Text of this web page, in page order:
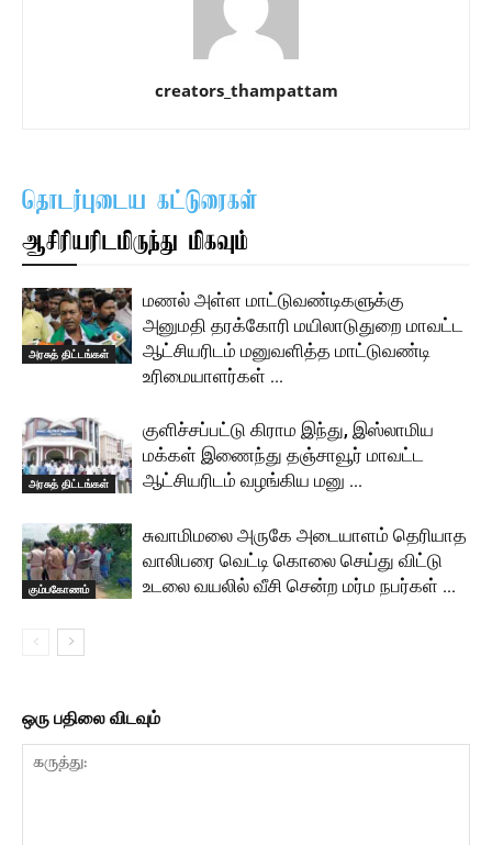
creators_thampattam
தொடர்புடைய கட்டுரைகள்
ஆசிரியரிடமிருந்து மிகவும்
அரசுத் திட்டங்கள்
மணல் அள்ள மாட்டுவண்டிகளுக்கு
அனுமதி தரக்கோரி மயிலாடுதுறை மாவட்ட
ஆட்சியரிடம் மனுவளித்த மாட்டுவண்டி
உரிமையாளர்கள் …
அரசுத் திட்டங்கள்
குளிச்சப்பட்டு கிராம இந்து, இஸ்லாமிய
மக்கள் இணைந்து தஞ்சாவூர் மாவட்ட
ஆட்சியரிடம் வழங்கிய மனு …
கும்பகோணம்
சுவாமிமலை அருகே அடையாளம் தெரியாத
வாலிபரை வெட்டி கொலை செய்து விட்டு
உடலை வயலில் வீசி சென்ற மர்ம நபர்கள் …
ஒரு பதிலை விடவும்